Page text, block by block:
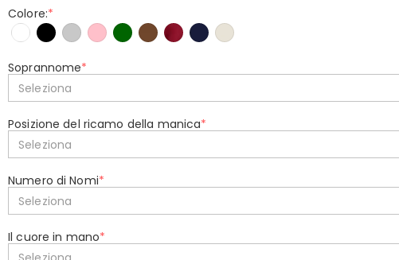
Colore:*
Soprannome*
Seleziona
Posizione del ricamo della manica*
Seleziona
Numero di Nomi*
Seleziona
Il cuore in mano*